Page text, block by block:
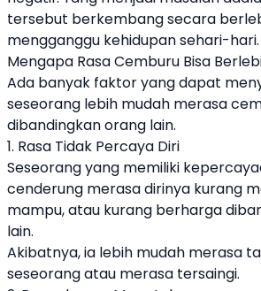
tersebut berkembang secara
mengganggu kehidupan sehari-hari.
Mengapa Rasa Cemburu Bisa
Ada banyak faktor yang dapat
seseorang lebih mudah merasa
dibandingkan orang lain.
1. Rasa Tidak Percaya Diri
Seseorang yang memiliki
cenderung merasa dirinya kurang
mampu, atau kurang berharga
lain.
Akibatnya, ia lebih mudah merasa
seseorang atau merasa tersaingi.